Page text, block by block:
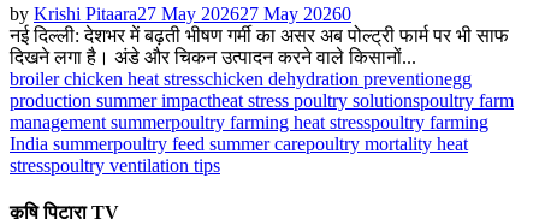
by Krishi Pitaara27 May 202627 May 20260
नई दिल्ली: देशभर में बढ़ती भीषण गर्मी का असर अब पोल्ट्री फार्म पर भी साफ
दिखने लगा है। अंडे और चिकन उत्पादन करने वाले किसानों...
broiler chicken heat stresschicken dehydration preventionegg
production summer impactheat stress poultry solutionspoultry farm
management summerpoultry farming heat stresspoultry farming
India summerpoultry feed summer carepoultry mortality heat
stresspoultry ventilation tips
कृषि पिटारा TV